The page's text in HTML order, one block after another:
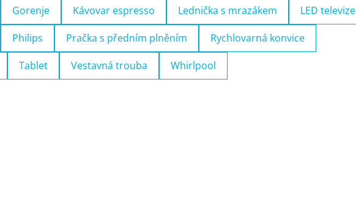
Gorenje Kávovar espresso Lednička s mrazákem LED televize
Philips Pračka s předním plněním Rychlovarná konvice
Tablet Vestavná trouba Whirlpool